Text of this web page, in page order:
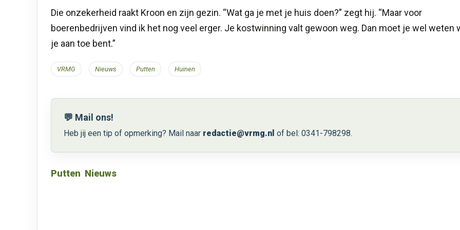
Die onzekerheid raakt Kroon en zijn gezin. “Wat ga je met je huis doen?” zegt hij. “Maar voor
boerenbedrijven vind ik het nog veel erger. Je kostwinning valt gewoon weg. Dan moet je wel weten
je aan toe bent.”
VRMG Nieuws Putten Huinen
💬 Mail ons!
Heb jij een tip of opmerking? Mail naar redactie@vrmg.nl of bel: 0341-798298.
Putten Nieuws